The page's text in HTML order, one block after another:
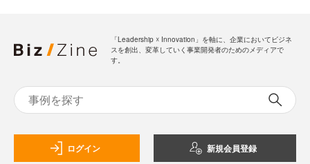
「Leadership ☓ Innovation」を軸に、企業においてビジネ
スを創出、変革していく事業開発者のためのメディアで
す。
ログイン 新規会員登録